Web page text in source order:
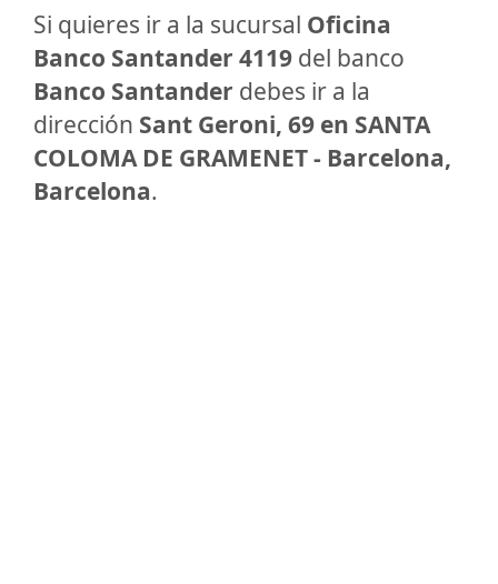
Si quieres ir a la sucursal Oficina
Banco Santander 4119 del banco
Banco Santander debes ir a la
dirección Sant Geroni, 69 en SANTA
COLOMA DE GRAMENET - Barcelona,
Barcelona.